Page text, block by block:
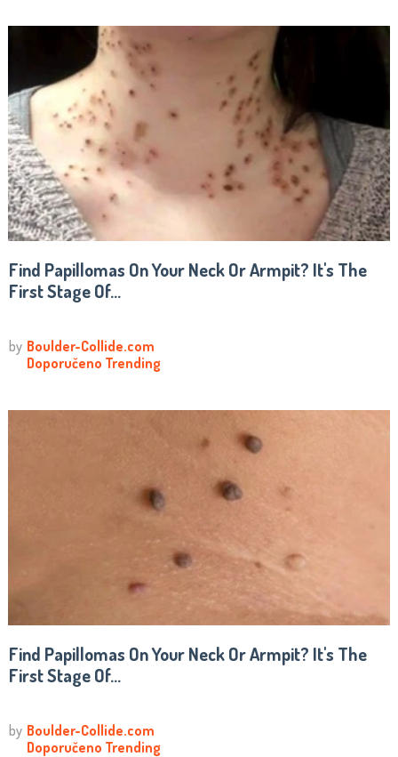
Find Papillomas On Your Neck Or Armpit? It's The
First Stage Of...
Find Papillomas On Your Neck Or Armpit? It's The
First Stage Of...